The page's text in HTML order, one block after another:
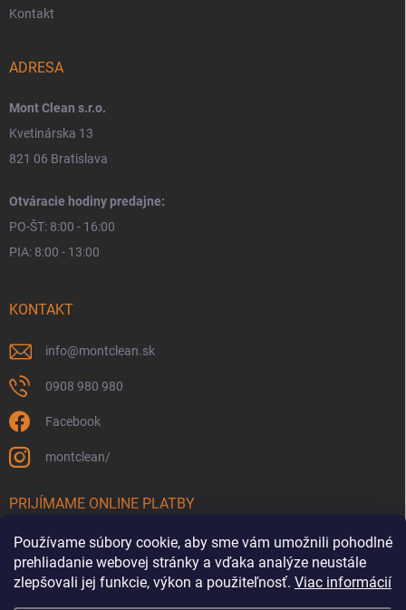
Používame súbory cookie, aby sme vám umožnili pohodlné
prehliadanie webovej stránky a vďaka analýze neustále
zlepšovali jej funkcie, výkon a použiteľnosť. Viac informácií
Kontakt
ADRESA
Mont Clean s.r.o.
Kvetinárska 13
821 06 Bratislava
Otváracie hodiny predajne:
PO-ŠT: 8:00 - 16:00
PIA: 8:00 - 13:00
KONTAKT
info@montclean.sk
0908 980 980
Facebook
montclean/
PRIJÍMAME ONLINE PLATBY